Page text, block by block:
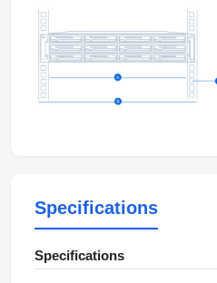
Specifications
Specifications